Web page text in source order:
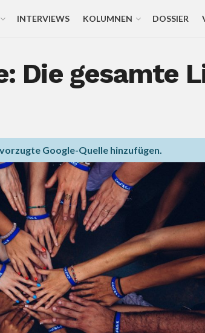
INTERVIEWS KOLUMNEN DOSSIER
Die gesamte
Google-Quelle hinzufügen.